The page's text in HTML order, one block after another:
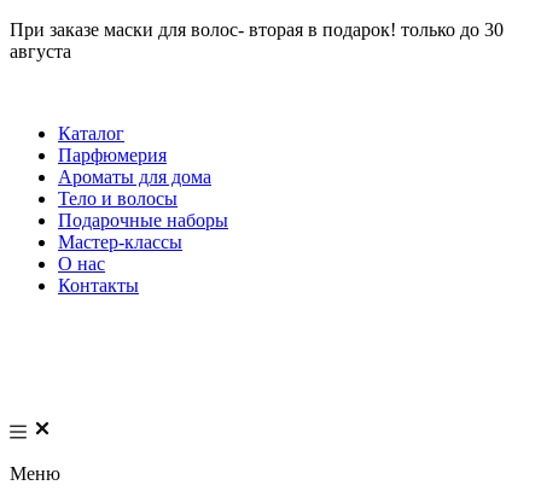
При заказе маски для волос- вторая в подарок! только до 30
августа
Каталог
Парфюмерия
Ароматы для дома
Тело и волосы
Подарочные наборы
Мастер-классы
О нас
Контакты
Меню